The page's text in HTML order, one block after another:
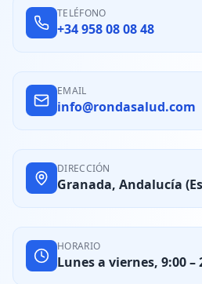
TELÉFONO
+34 958 08 08 48
EMAIL
info@rondasalud.com
DIRECCIÓN
Granada, Andalucía
HORARIO
Lunes a viernes, 9:00 –